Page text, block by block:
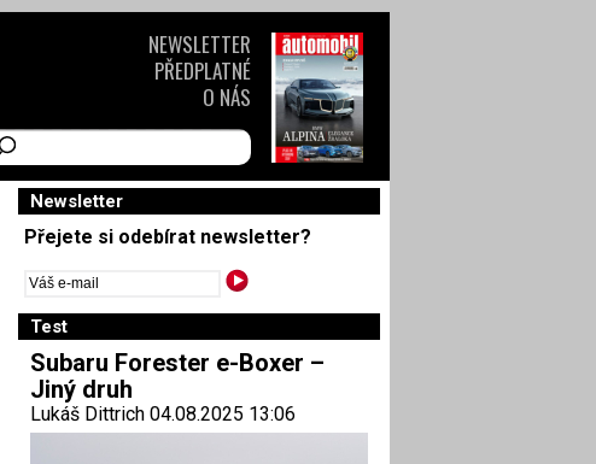
Newsletter
Přejete si odebírat newsletter?
Test
Subaru Forester e-Boxer –
Jiný druh
Lukáš Dittrich 04.08.2025 13:06
NEWSLETTER
PŘEDPLATNÉ
O NÁS